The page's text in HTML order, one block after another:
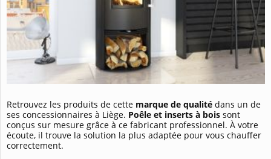
Retrouvez les produits de cette marque de qualité dans un de
ses concessionnaires à Liège. Poêle et inserts à bois sont
conçus sur mesure grâce à ce fabricant professionnel. À votre
écoute, il trouve la solution la plus adaptée pour vous chauffer
correctement.